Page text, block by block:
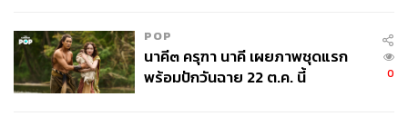
POP
นาคี๓ ครุฑา นาคี เผยภาพชุดแรก
พร้อมปักวันฉาย 22 ต.ค. นี้
0